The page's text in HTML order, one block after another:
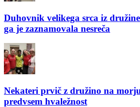
Duhovnik velikega srca iz
ga je zaznamovala nesreča
Nekateri prvič z družino na
predvsem hvaležnost